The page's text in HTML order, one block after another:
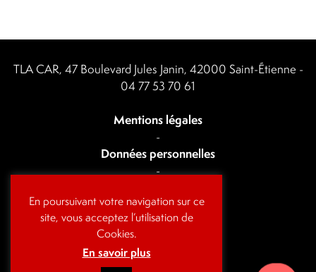
TLA CAR, 47 Boulevard Jules Janin, 42000 Saint-Étienne -
04 77 53 70 61
Mentions légales
-
Données personnelles
-
-
Contact
En poursuivant votre navigation sur ce
site, vous acceptez l’utilisation de
Cookies.
En savoir plus